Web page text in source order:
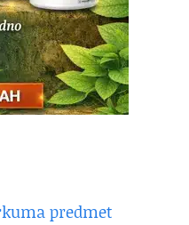
predmet